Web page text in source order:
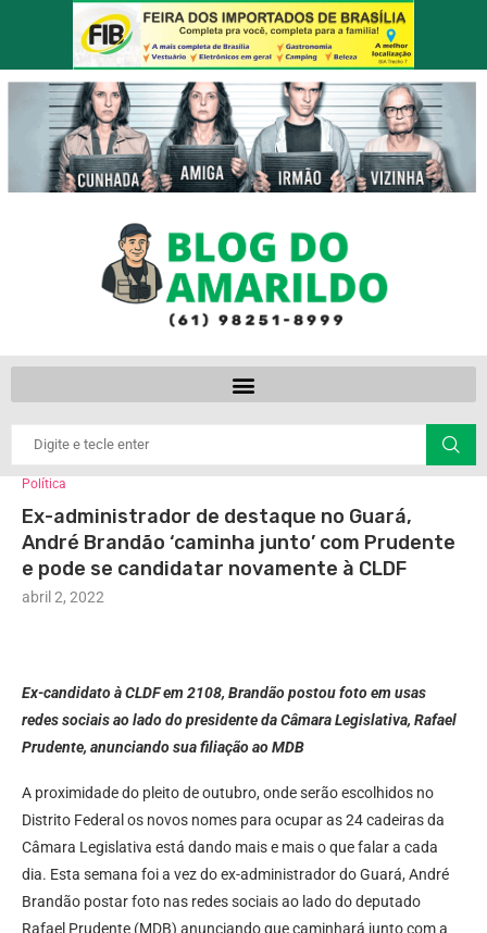
Política
Ex-administrador de destaque no Guará,
André Brandão ‘caminha junto’ com Prudente
e pode se candidatar novamente à CLDF
abril 2, 2022
Ex-candidato à CLDF em 2108, Brandão postou foto em usas
redes sociais ao lado do presidente da Câmara Legislativa, Rafael
Prudente, anunciando sua filiação ao MDB
A proximidade do pleito de outubro, onde serão escolhidos no
Distrito Federal os novos nomes para ocupar as 24 cadeiras da
Câmara Legislativa está dando mais e mais o que falar a cada
dia. Esta semana foi a vez do ex-administrador do Guará, André
Brandão postar foto nas redes sociais ao lado do deputado
Rafael Prudente (MDB) anunciando que caminhará junto com a